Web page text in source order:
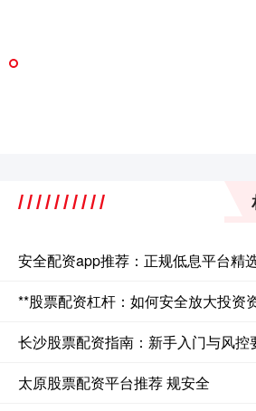
安全配资app推荐：正规低息平台精
**股票配资杠杆：如何安全放大投资
长沙股票配资指南：新手入门与风控
太原股票配资平台推荐 规安全